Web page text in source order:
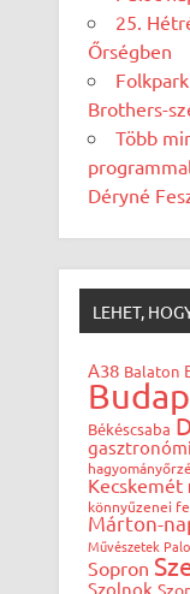
25.
Őrségben
Brothers-
Több
Déryné
LEHET,
A38 Balaton
Békéscsaba
Kecskemét
könnyűzenei
Márton-
Művészetek
Sopron
Szolnok